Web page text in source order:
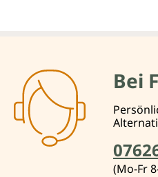
Bei
(Mo-Fr